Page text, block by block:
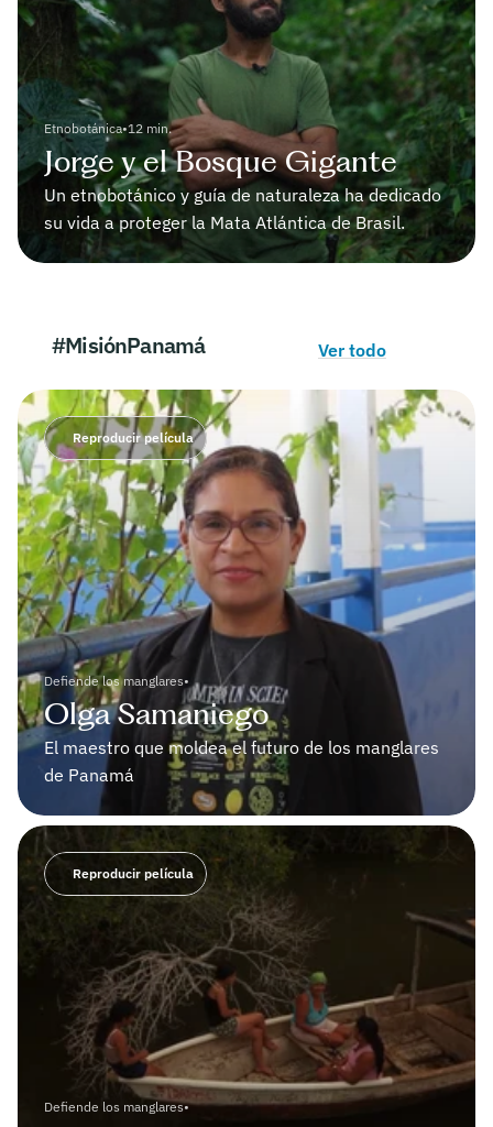
Etnobotánica•12 min.
Jorge y el Bosque Gigante
Un etnobotánico y guía de naturaleza ha dedicado
su vida a proteger la Mata Atlántica de Brasil.
#MisiónPanamá Ver todo
Reproducir película
Defiende los manglares•
Olga Samaniego
El maestro que moldea el futuro de los manglares
de Panamá
Reproducir película
Defiende los manglares•